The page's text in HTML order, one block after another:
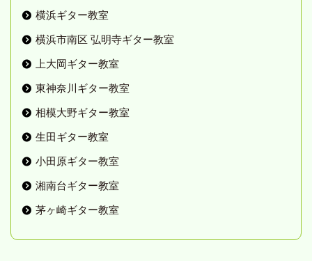
横浜ギター教室
横浜市南区 弘明寺ギター教室
上大岡ギター教室
東神奈川ギター教室
相模大野ギター教室
生田ギター教室
小田原ギター教室
湘南台ギター教室
茅ヶ崎ギター教室